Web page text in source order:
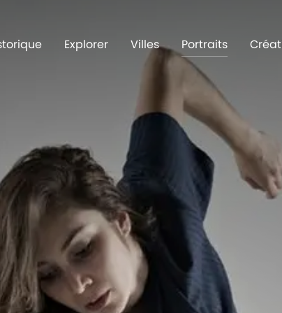
Explorer Villes Portraits